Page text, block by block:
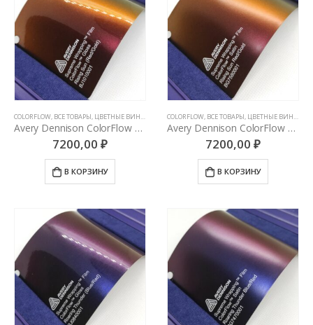
COLORFLOW, ВСЕ ТОВАРЫ, ЦВЕТНЫЕ ВИНИЛОВЫЕ ПЛЕНКИ
Avery Dennison ColorFlow Rising Sun Gloss (Red/Gold)
7200,00 ₽
В КОРЗИНУ
COLORFLOW, ВСЕ ТОВАРЫ, ЦВЕТНЫЕ ВИНИЛОВЫЕ ПЛЕНКИ
Avery Dennison ColorFlow Rising Sun Satin (Red/Gold)
7200,00 ₽
В КОРЗИНУ